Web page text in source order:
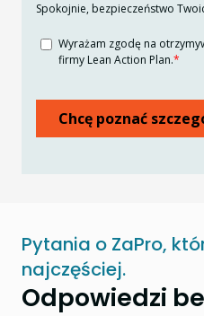
Pytania o ZaPro,
najczęściej.
Odpowiedzi